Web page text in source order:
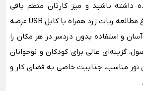
داشته باشید و میز کارتان منظم باقی
بماند. علاوه بر این، چراغ مطالعه ربات زرد همراه با کابل USB عرضه
و استفاده بدون دردسر در هر مکان را
گزینه‌ای عالی برای کودکان و نوجوانان
نور مناسب، جذابیت خاصی به فضای کار و